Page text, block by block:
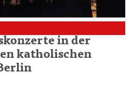
in der
katholischen